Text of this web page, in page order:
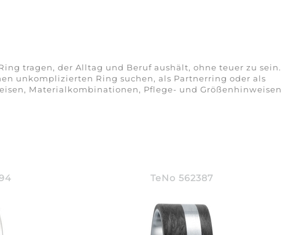
tragen, der Alltag und Beruf aushält, ohne teuer zu sein.
unkomplizierten Ring suchen, als Partnerring oder als
Materialkombinationen, Pflege- und Größenhinweisen
TeNo 562387